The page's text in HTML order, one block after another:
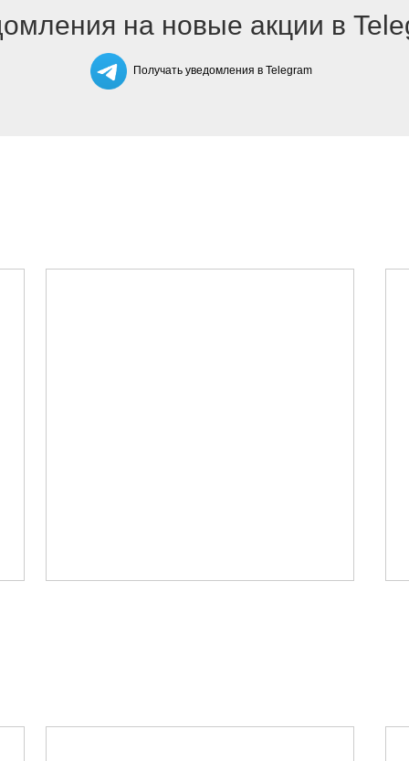
на новые акции в
Получать уведомления в Telegram